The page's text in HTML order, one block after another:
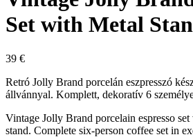
Set with Metal
39 €
Retró Jolly Brand porcelán eszpresszó
állvánnyal. Komplett, dekoratív 6
Vintage Jolly Brand porcelain espresso
stand. Complete six-person coffee set in